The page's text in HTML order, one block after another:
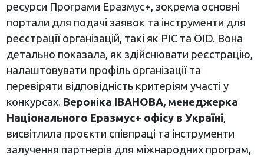
ресурси Програми Еразмус+, зокрема основні
портали для подачі заявок та інструменти для
реєстрації організацій, такі як PIC та OID. Вона
детально показала, як здійснювати реєстрацію,
налаштовувати профіль організації та
перевіряти відповідність критеріям участі у
конкурсах. Вероніка ІВАНОВА, менеджерка
Національного Еразмус+ офісу в Україні,
висвітлила проєкти співпраці та інструменти
залучення партнерів для міжнародних програм,